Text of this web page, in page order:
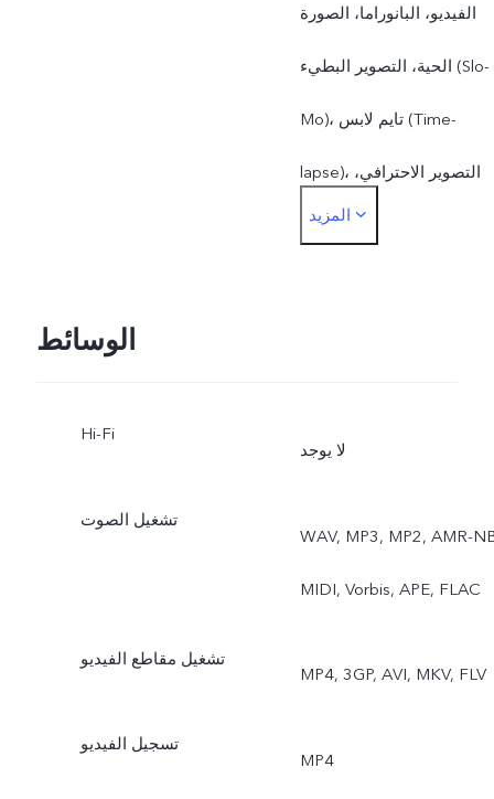
الفيديو، البانوراما، الصورة
الحية، التصوير البطيء (Slo-
Mo)، تايم لابس (Time-
lapse)، التصوير الاحترافي،
المزيد
الوسائط
Hi-Fi
لا يوجد
تشغيل الصوت
WAV, MP3, MP2, AMR-
MIDI, Vorbis, APE, FLAC
تشغيل مقاطع الفيديو
MP4, 3GP, AVI, MKV, FLV
تسجيل الفيديو
MP4